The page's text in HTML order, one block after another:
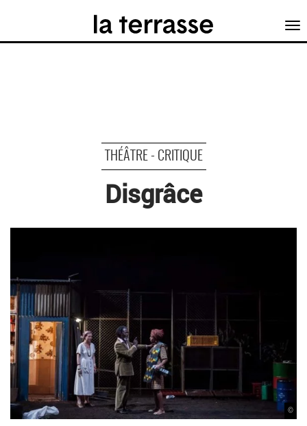
THÉÂTRE - CRITIQUE
Disgrâce
©